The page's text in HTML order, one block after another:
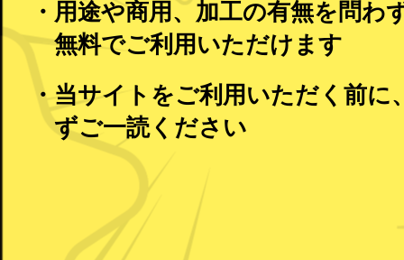
・ 用途や商用、加工の有無を問わ
無料でご利用いただけます
・当サイトをご利用いただく前に
ずご一読ください